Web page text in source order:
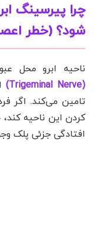
چرا پیرسینگ
شود؟ (خطر
ناحیه ابرو محل
(Trigeminal Nerve)
تامین می‌کند. اگر
کردن این ناحیه
افتادگی جزئی پلک